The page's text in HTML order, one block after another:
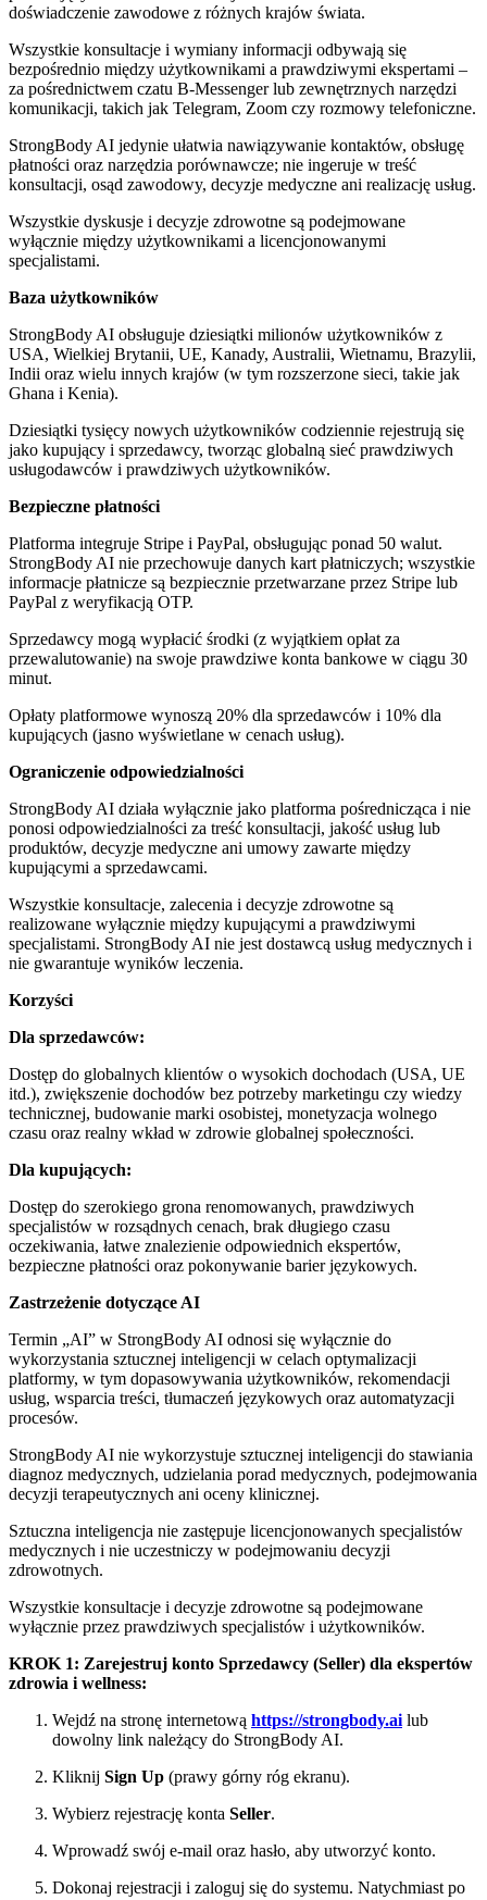
doświadczenie zawodowe z różnych krajów świata.
Wszystkie konsultacje i wymiany informacji odbywają się
bezpośrednio między użytkownikami a prawdziwymi ekspertami –
za pośrednictwem czatu B-Messenger lub zewnętrznych narzędzi
komunikacji, takich jak Telegram, Zoom czy rozmowy telefoniczne.
StrongBody AI jedynie ułatwia nawiązywanie kontaktów, obsługę
płatności oraz narzędzia porównawcze; nie ingeruje w treść
konsultacji, osąd zawodowy, decyzje medyczne ani realizację usług.
Wszystkie dyskusje i decyzje zdrowotne są podejmowane
wyłącznie między użytkownikami a licencjonowanymi
specjalistami.
Baza użytkowników
StrongBody AI obsługuje dziesiątki milionów użytkowników z
USA, Wielkiej Brytanii, UE, Kanady, Australii, Wietnamu, Brazylii,
Indii oraz wielu innych krajów (w tym rozszerzone sieci, takie jak
Ghana i Kenia).
Dziesiątki tysięcy nowych użytkowników codziennie rejestrują się
jako kupujący i sprzedawcy, tworząc globalną sieć prawdziwych
usługodawców i prawdziwych użytkowników.
Bezpieczne płatności
Platforma integruje Stripe i PayPal, obsługując ponad 50 walut.
StrongBody AI nie przechowuje danych kart płatniczych; wszystkie
informacje płatnicze są bezpiecznie przetwarzane przez Stripe lub
PayPal z weryfikacją OTP.
Sprzedawcy mogą wypłacić środki (z wyjątkiem opłat za
przewalutowanie) na swoje prawdziwe konta bankowe w ciągu 30
minut.
Opłaty platformowe wynoszą 20% dla sprzedawców i 10% dla
kupujących (jasno wyświetlane w cenach usług).
Ograniczenie odpowiedzialności
StrongBody AI działa wyłącznie jako platforma pośrednicząca i nie
ponosi odpowiedzialności za treść konsultacji, jakość usług lub
produktów, decyzje medyczne ani umowy zawarte między
kupującymi a sprzedawcami.
Wszystkie konsultacje, zalecenia i decyzje zdrowotne są
realizowane wyłącznie między kupującymi a prawdziwymi
specjalistami. StrongBody AI nie jest dostawcą usług medycznych i
nie gwarantuje wyników leczenia.
Korzyści
Dla sprzedawców:
Dostęp do globalnych klientów o wysokich dochodach (USA, UE
itd.), zwiększenie dochodów bez potrzeby marketingu czy wiedzy
technicznej, budowanie marki osobistej, monetyzacja wolnego
czasu oraz realny wkład w zdrowie globalnej społeczności.
Dla kupujących:
Dostęp do szerokiego grona renomowanych, prawdziwych
specjalistów w rozsądnych cenach, brak długiego czasu
oczekiwania, łatwe znalezienie odpowiednich ekspertów,
bezpieczne płatności oraz pokonywanie barier językowych.
Zastrzeżenie dotyczące AI
Termin „AI” w StrongBody AI odnosi się wyłącznie do
wykorzystania sztucznej inteligencji w celach optymalizacji
platformy, w tym dopasowywania użytkowników, rekomendacji
usług, wsparcia treści, tłumaczeń językowych oraz automatyzacji
procesów.
StrongBody AI nie wykorzystuje sztucznej inteligencji do stawiania
diagnoz medycznych, udzielania porad medycznych, podejmowania
decyzji terapeutycznych ani oceny klinicznej.
Sztuczna inteligencja nie zastępuje licencjonowanych specjalistów
medycznych i nie uczestniczy w podejmowaniu decyzji
zdrowotnych.
Wszystkie konsultacje i decyzje zdrowotne są podejmowane
wyłącznie przez prawdziwych specjalistów i użytkowników.
KROK 1: Zarejestruj konto Sprzedawcy (Seller) dla ekspertów
zdrowia i wellness:
Wejdź na stronę internetową https://strongbody.ai lub
dowolny link należący do StrongBody AI.
Kliknij Sign Up (prawy górny róg ekranu).
Wybierz rejestrację konta Seller.
Wprowadź swój e-mail oraz hasło, aby utworzyć konto.
Dokonaj rejestracji i zaloguj się do systemu. Natychmiast po